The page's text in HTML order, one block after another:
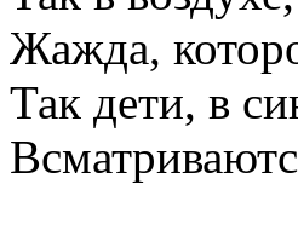
Жажда,
Так дети, в